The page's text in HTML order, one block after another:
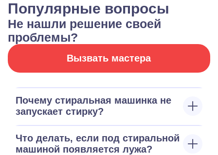
Популярные вопросы
Не нашли решение своей
проблемы?
Вызвать мастера
Почему стиральная машинка не
запускает стирку?
Что делать, если под стиральной
машиной появляется лужа?